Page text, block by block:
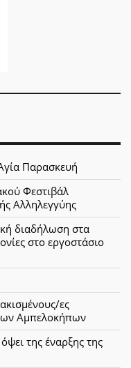
Παρασκευή
Φεστιβάλ
Αλληλεγγύης
διαδήλωση στα
στο εργοστάσιο
ες
Αμπελοκήπων
της έναρξης της